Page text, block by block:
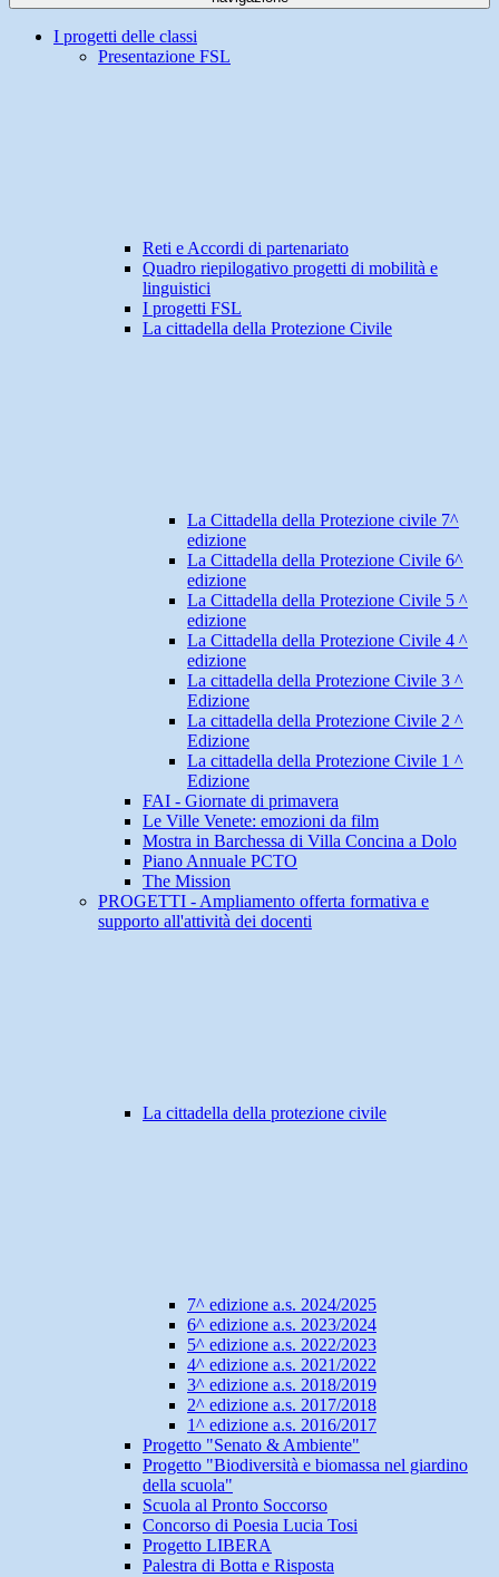
I progetti delle classi
Presentazione FSL
Reti e Accordi di partenariato
Quadro riepilogativo progetti di mobilità e
linguistici
I progetti FSL
La cittadella della Protezione Civile
La Cittadella della Protezione civile 7^
edizione
La Cittadella della Protezione Civile 6^
edizione
La Cittadella della Protezione Civile 5 ^
edizione
La Cittadella della Protezione Civile 4 ^
edizione
La cittadella della Protezione Civile 3 ^
Edizione
La cittadella della Protezione Civile 2 ^
Edizione
La cittadella della Protezione Civile 1 ^
Edizione
FAI - Giornate di primavera
Le Ville Venete: emozioni da film
Mostra in Barchessa di Villa Concina a Dolo
Piano Annuale PCTO
The Mission
PROGETTI - Ampliamento offerta formativa e
supporto all'attività dei docenti
La cittadella della protezione civile
7^ edizione a.s. 2024/2025
6^ edizione a.s. 2023/2024
5^ edizione a.s. 2022/2023
4^ edizione a.s. 2021/2022
3^ edizione a.s. 2018/2019
2^ edizione a.s. 2017/2018
1^ edizione a.s. 2016/2017
Progetto "Senato & Ambiente"
Progetto "Biodiversità e biomassa nel giardino
della scuola"
Scuola al Pronto Soccorso
Concorso di Poesia Lucia Tosi
Progetto LIBERA
Palestra di Botta e Risposta